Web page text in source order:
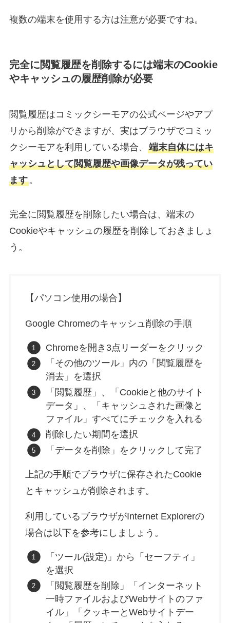
複数の端末を使用する方は注意が必要ですね。
完全に閲覧履歴を削除するには端末のCookie
やキャッシュの履歴削除が必要
閲覧履歴はコミックシーモアの公式ページやアプ
リから削除ができますが、実はブラウザでコミッ
クシーモアを利用している場合、 端末自体にはキ
ャッシュとして閲覧履歴や画像データが残ってい
ます。
完全に閲覧履歴を削除したい場合は、端末の
Cookieやキャッシュの履歴を削除しておきましょ
う。
【パソコン使用の場合】
Google Chromeのキャッシュ削除の手順
Chromeを開き3点リーダーをクリック
「その他のツール」内の「閲覧履歴を
消去」を選択
「閲覧履歴」、「Cookieと他のサイト
データ」、「キャッシュされた画像と
ファイル」すべてにチェックを入れる
削除したい期間を選択
「データを削除」をクリックして完了
上記の手順でブラウザに保存されたCookie
とキャッシュが削除されます。
利用しているブラウザがInternet Explorerの
場合は以下を参考にしましょう。
「ツール(設定)」から「セーフティ」
を選択
「閲覧履歴を削除」「インターネット
一時ファイルおよびWebサイトのファ
イル」「クッキーとWebサイトデー